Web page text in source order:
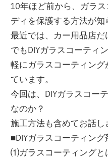
10年ほど前から、ガラ
ディを保護する方法が知
最近では、カー用品店
でもDIYガラスコーティ
軽にガラスコーティン
ています。
今回は、DIYガラスコー
なのか？
施工方法も含めてお話し
■DIYガラスコーティング
⑴ガラスコーティングと